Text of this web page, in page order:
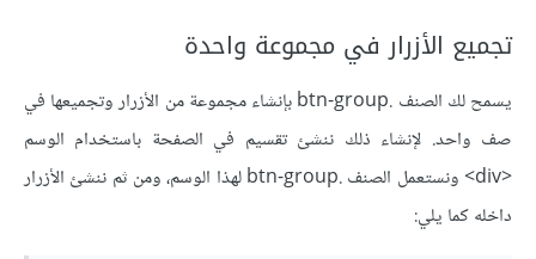
تجميع الأزرار في مجموعة واحدة
يسمح لك الصنف .btn-group بإنشاء مجموعة من الأزرار وتجميعها في
صف واحد. لإنشاء ذلك ننشئ تقسيم في الصفحة باستخدام الوسم
<div> ونستعمل الصنف .btn-group لهذا الوسم، ومن ثم ننشئ الأزرار
داخله كما يلي: